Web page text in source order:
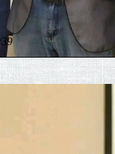
в Союз